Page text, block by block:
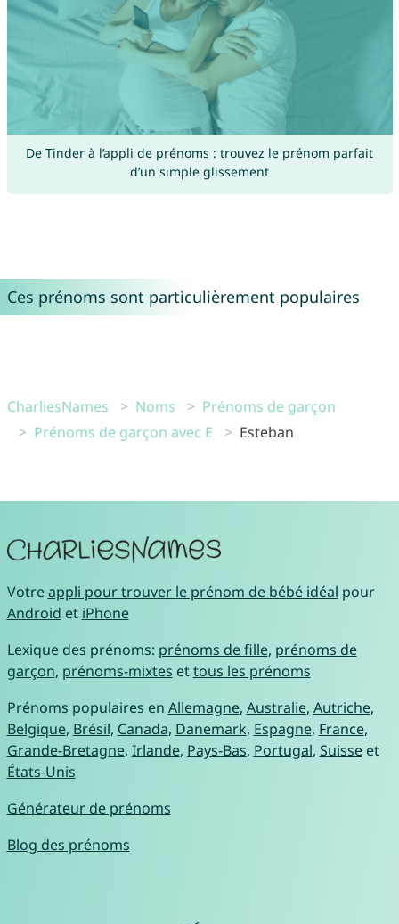
De Tinder à l’appli de prénoms : trouvez le prénom parfait
d’un simple glissement
Ces prénoms sont particulièrement populaires
CharliesNames Noms
Prénoms de garçon
Prénoms de garçon avec E
Esteban
Votreappli pour trouver le prénom de bébé idéal pour
Android et iPhone
Lexique des prénoms: prénoms de fille, prénoms de
garçon, prénoms-mixtes ettous les prénoms
Prénoms populaires en Allemagne, Australie, Autriche,
Belgique, Brésil, Canada, Danemark, Espagne, France,
Grande-Bretagne, Irlande, Pays-Bas, Portugal, Suisseet
États-Unis
Générateur de prénoms
Blog des prénoms